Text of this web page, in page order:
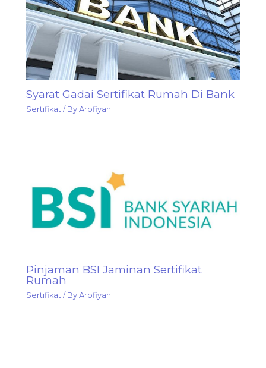
Syarat Gadai Sertifikat Rumah Di Bank
Sertifikat / ByArofiyah
Pinjaman BSI Jaminan Sertifikat
Rumah
Sertifikat / ByArofiyah